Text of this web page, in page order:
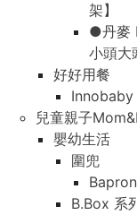
架】
●丹麥
小頭大
好好用餐
Innobaby
兒童親子
嬰幼生活
圍兜
B.Box 系